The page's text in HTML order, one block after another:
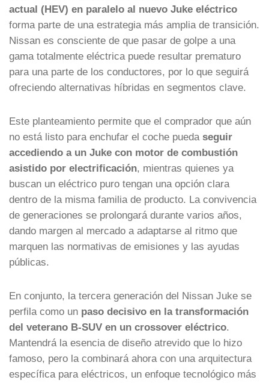
actual (HEV) en paralelo al nuevo Juke eléctrico
forma parte de una estrategia más amplia de transición.
Nissan es consciente de que pasar de golpe a una
gama totalmente eléctrica puede resultar prematuro
para una parte de los conductores, por lo que seguirá
ofreciendo alternativas híbridas en segmentos clave.
Este planteamiento permite que el comprador que aún
no está listo para enchufar el coche pueda seguir
accediendo a un Juke con motor de combustión
asistido por electrificación, mientras quienes ya
buscan un eléctrico puro tengan una opción clara
dentro de la misma familia de producto. La convivencia
de generaciones se prolongará durante varios años,
dando margen al mercado a adaptarse al ritmo que
marquen las normativas de emisiones y las ayudas
públicas.
En conjunto, la tercera generación del Nissan Juke se
perfila como un paso decisivo en la transformación
del veterano B-SUV en un crossover eléctrico.
Mantendrá la esencia de diseño atrevido que lo hizo
famoso, pero la combinará ahora con una arquitectura
específica para eléctricos, un enfoque tecnológico más